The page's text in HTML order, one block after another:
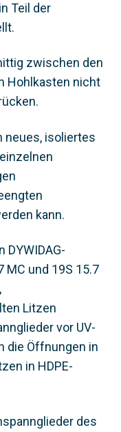
Teil der
zwischen den
Hohlkasten nicht
neues, isoliertes
kann.
DYWIDAG-
MC und 19S 15.7
Litzen
vor UV-
die Öffnungen in
in HDPE-
des